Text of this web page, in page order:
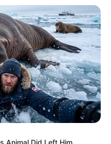
Animal Did Left Him